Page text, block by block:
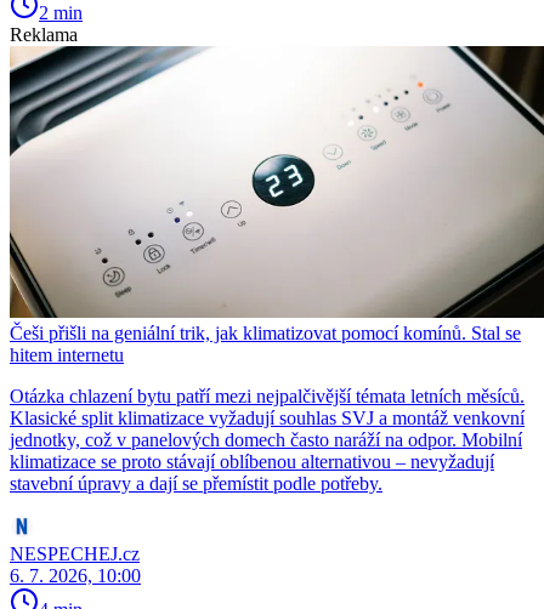
2 min
Reklama
Češi přišli na geniální trik, jak klimatizovat pomocí komínů. Stal se
hitem internetu
Otázka chlazení bytu patří mezi nejpalčivější témata letních měsíců.
Klasické split klimatizace vyžadují souhlas SVJ a montáž venkovní
jednotky, což v panelových domech často naráží na odpor. Mobilní
klimatizace se proto stávají oblíbenou alternativou – nevyžadují
stavební úpravy a dají se přemístit podle potřeby.
NESPECHEJ.cz
6. 7. 2026, 10:00